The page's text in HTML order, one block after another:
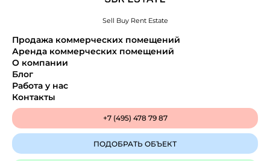
Sell Buy Rent Estate
Продажа коммерческих помещений
Аренда коммерческих помещений
О компании
Блог
Работа у нас
Контакты
+7 (495) 478 79 87
ПОДОБРАТЬ ОБЪЕКТ